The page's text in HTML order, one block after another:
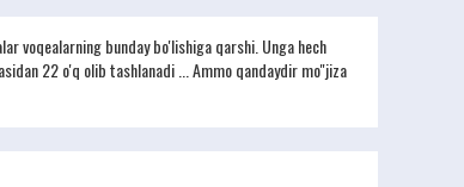
voqealarning bunday bo'lishiga qarshi. Unga hech
22 o'q olib tashlanadi ... Ammo qandaydir mo''jiza